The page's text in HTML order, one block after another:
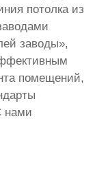
потолка из
заводы»,
помещений,
нами